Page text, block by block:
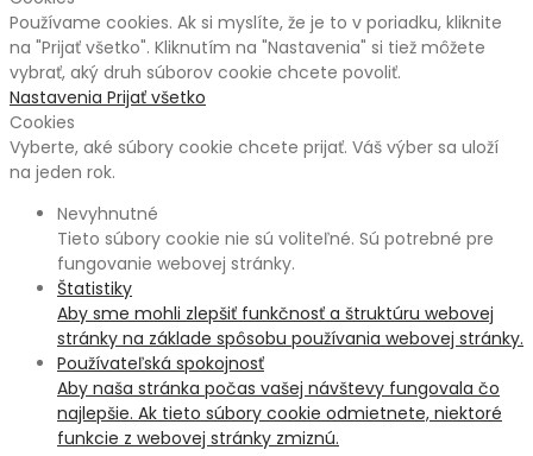
Používame cookies. Ak si myslíte, že je to v poriadku, kliknite
na "Prijať všetko". Kliknutím na "Nastavenia" si tiež môžete
vybrať, aký druh súborov cookie chcete povoliť.
Nastavenia Prijať všetko
Cookies
Vyberte, aké súbory cookie chcete prijať. Váš výber sa uloží
na jeden rok.
Nevyhnutné
Tieto súbory cookie nie sú voliteľné. Sú potrebné pre
fungovanie webovej stránky.
Štatistiky
Aby sme mohli zlepšiť funkčnosť a štruktúru webovej
stránky na základe spôsobu používania webovej stránky.
Používateľská spokojnosť
Aby naša stránka počas vašej návštevy fungovala čo
najlepšie. Ak tieto súbory cookie odmietnete, niektoré
funkcie z webovej stránky zmiznú.